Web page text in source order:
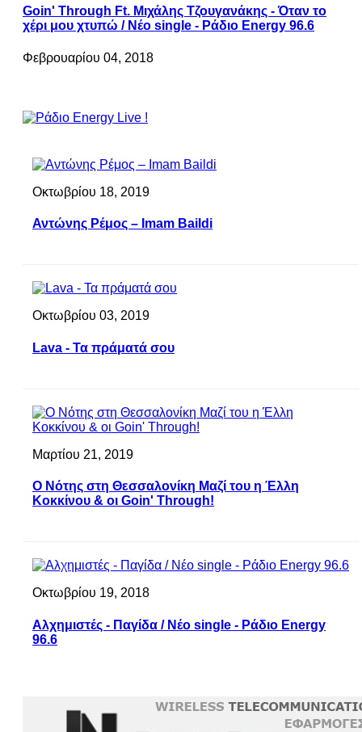
Goin' Through Ft. Μιχάλης Τζουγανάκης - Όταν το
χέρι μου χτυπώ / Νέο single - Ράδιο Energy 96.6
Φεβρουαρίου 04, 2018
Οκτωβρίου 18, 2019
Αντώνης Ρέμος – Imam Baildi
Οκτωβρίου 03, 2019
Lava - Τα πράματά σου
Μαρτίου 21, 2019
Ο Νότης στη Θεσσαλονίκη Μαζί του η Έλλη
Κοκκίνου & οι Goin' Through!
Οκτωβρίου 19, 2018
Αλχημιστές - Παγίδα / Νέο single - Ράδιο Energy
96.6